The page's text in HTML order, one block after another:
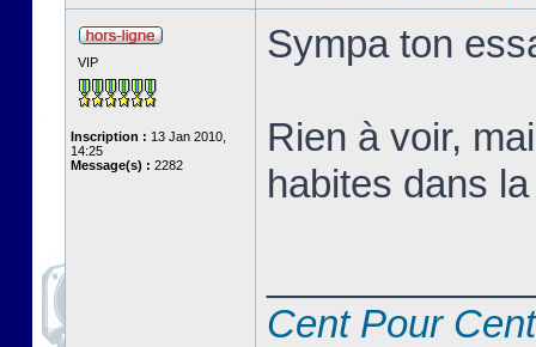
VIP
Inscription : 13 Jan 2010,
14:25
Message(s) : 2282
Sympa ton
Rien à voir,
habites dans
Cent Pour Cent